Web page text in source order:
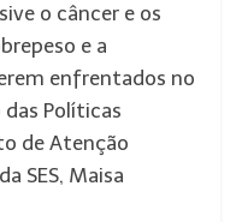
o câncer e os
e a
enfrentados no
das Políticas
de Atenção
SES, Maisa